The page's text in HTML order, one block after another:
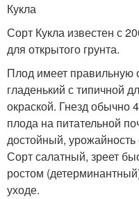
Кукла
Сорт Кукла известен с
для открытого грунта.
Плод имеет правильную
гладенький с типичной
окраской. Гнезд обычно
плода на питательной
достойный, урожайность
Сорт салатный, зреет
ростом
уходе.